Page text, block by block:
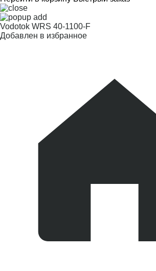
Vodotok WRS 40-1100-F
Добавлен в избранное